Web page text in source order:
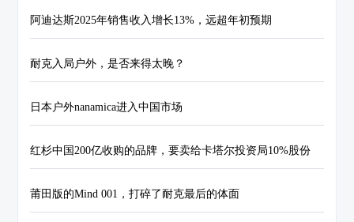
阿迪达斯2025年销售收入增长13%，远超年初预期
耐克入局户外，是否来得太晚？
日本户外nanamica进入中国市场
红杉中国200亿收购的品牌，要卖给卡塔尔投资局10%股份
莆田版的Mind 001，打碎了耐克最后的体面